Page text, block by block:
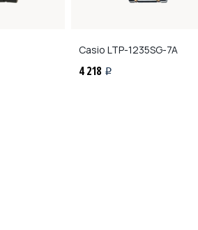
Casio LTP-1235SG-7A
4 218 i